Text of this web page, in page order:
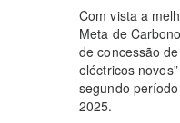
Com vista a
Meta de
de concessão
eléctricos
segundo
2025.